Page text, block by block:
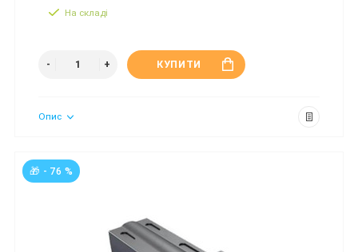
На складі
КУПИТИ
Опис
🎁 - 76 %